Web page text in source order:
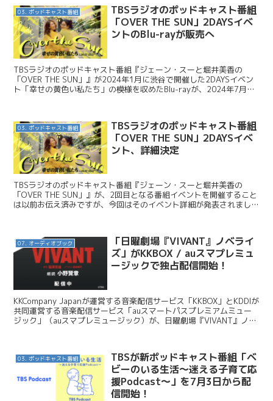
03. ポッドキャスト番組
TBSラジオのポッドキャスト番組
「OVER THE SUN」2DAYSイベ
ントのBlu-rayが販売へ
TBSラジオのポッドキャスト番組『ジェーン・スーと堀井美香の
「OVER THE SUN」』が2024年1月に渋谷で開催した2DAYSイベン
ト「幸せの黄色い私たち」の模様を収めたBlu-rayが、2024年7月10
03. ポッドキャスト番組
TBSラジオのポッドキャスト番組
「OVER THE SUN」2DAYSイベ
ント、詳細決定
TBSラジオのポッドキャスト番組『ジェーン・スーと堀井美香の
「OVER THE SUN」』が、2回目となる番組イベントを開催すること
は以前お伝え済みですが、今回はそのイベント詳細が発表されました
07. オーディオブック
「日曜劇場『VIVANT』ノベライ
ズ」がKKBOX / auスマプレミュ
ージックで独占配信開始！
KKCompany Japanが運営する音楽配信サービス「KKBOX」とKDDIが
共同運営する音楽配信サービス「auスマートパスプレミアムミュー
ジック」（auスマプレミュージック）が、日曜劇場『VIVANT』ノベ
03. ポッドキャスト番組
TBSが新ポッドキャスト番組「ベ
ビーのいる生活～迷える子育て応
援Podcast～」を7月3日から配
信開始！